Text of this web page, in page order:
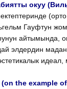
окуу
Гауфтун
айтымында,
элдердин
the example